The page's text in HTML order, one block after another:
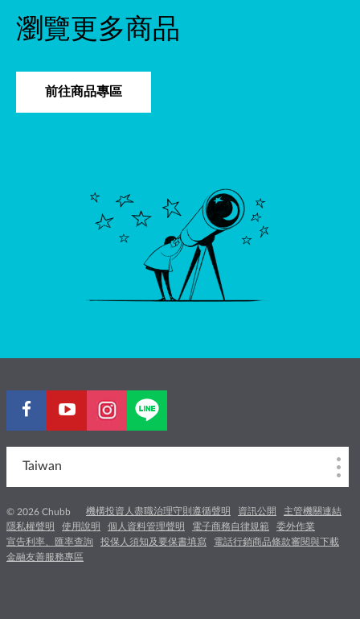
瀏覽更多商品
前往商品專區
Taiwan
© 2026 Chubb 機構投資人盡職治理守則遵循聲明 資訊公開
主管機關連結
隱私權聲明
使用說明 個人資料管理聲明 電子商務自律規範
委外作業
宣告利率、匯率查詢
投保人須知及要保書填寫
電話行銷商品條款審閱與下載
金融友善服務專區